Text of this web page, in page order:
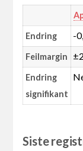
Endring -
Feilmargin
Endring
signifikant
Siste